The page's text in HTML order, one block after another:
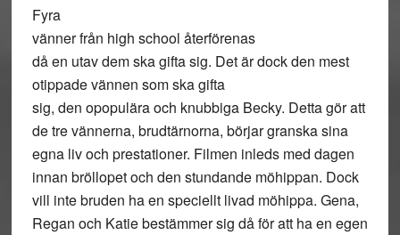
Fyra
vänner från high school återförenas
då en utav dem ska gifta sig. Det är dock den mest
otippade vännen som ska gifta
sig, den opopulära och knubbiga Becky. Detta gör att
de tre vännerna, brudtärnorna, börjar granska sina
egna liv och prestationer. Filmen inleds med dagen
innan bröllopet och den stundande möhippan. Dock
vill inte bruden ha en speciellt livad möhippa. Gena,
Regan och Katie bestämmer sig då för att ha en egen